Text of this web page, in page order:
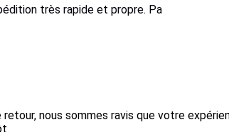
très rapide et propre. Pa
nous sommes ravis que votre